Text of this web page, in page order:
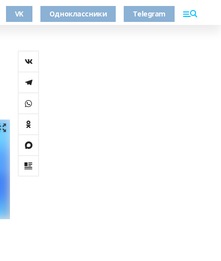
VK Одноклассники Telegram